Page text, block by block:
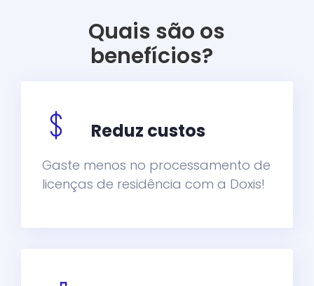
Quais são os
benefícios?
Reduz custos
Gaste menos no processamento de
licenças de residência com a Doxis!